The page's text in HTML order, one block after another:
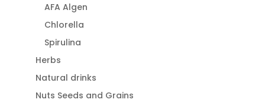
AFA Algen
Chlorella
Spirulina
Herbs
Natural drinks
Nuts Seeds and Grains